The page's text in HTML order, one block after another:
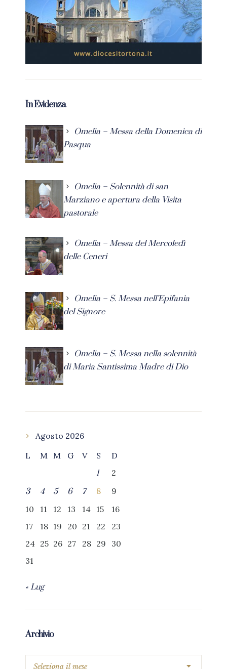
In Evidenza
Omelia – Messa della Domenica di
Pasqua
Omelia – Solennità di san
Marziano e apertura della Visita
pastorale
Omelia – Messa del Mercoledì
delle Ceneri
Omelia – S. Messa nell’Epifania
del Signore
Omelia – S. Messa nella solennità
di Maria Santissima Madre di Dio
Agosto 2026
L
M M G V S
D
1
2
3
4 5 6 7 8
9
10
11 12 13 14 15
16
17
18 19 20 21 22
23
24 25 26 27 28 29
30
31
« Lug
Archivio